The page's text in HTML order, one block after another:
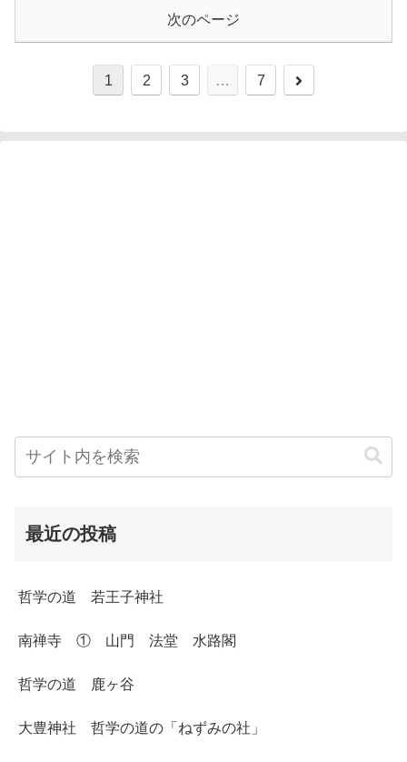
次のページ
1 2 3 … 7
最近の投稿
哲学の道 若王子神社
南禅寺 ① 山門 法堂 水路閣
哲学の道 鹿ヶ谷
大豊神社 哲学の道の「ねずみの社」